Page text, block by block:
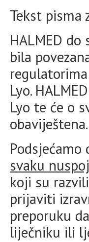
Tekst
HALMED
bila
Lyo.
Lyo te će o
obaviještena.
svaku
koji su
prijaviti
preporuku
liječniku ili